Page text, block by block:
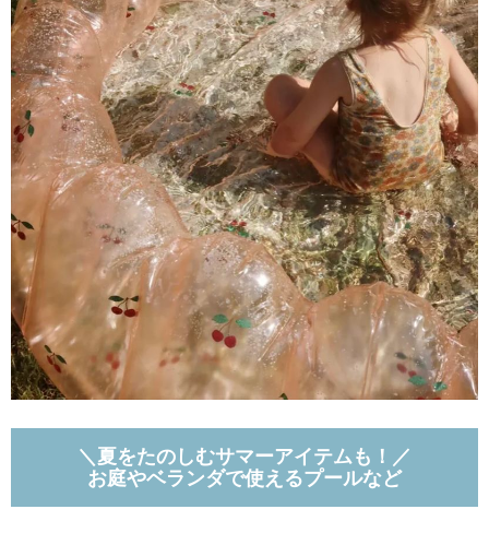
＼夏をたのしむサマーアイテムも！／
お庭やベランダで使えるプールなど